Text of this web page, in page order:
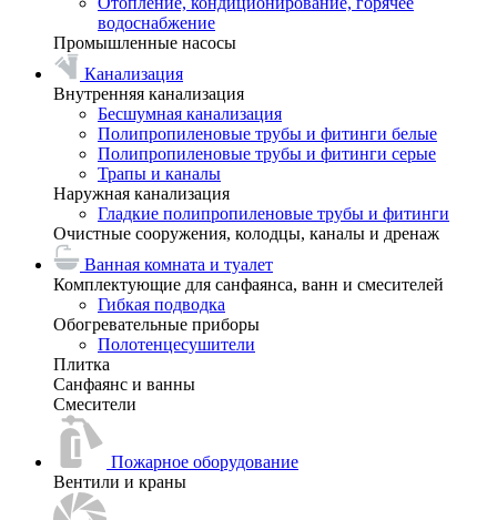
водоснабжение
Промышленные насосы
Канализация
Внутренняя канализация
Бесшумная канализация
Полипропиленовые трубы и фитинги белые
Полипропиленовые трубы и фитинги серые
Трапы и каналы
Наружная канализация
Гладкие полипропиленовые трубы и фитинги
Очистные сооружения, колодцы, каналы и дренаж
Ванная комната и туалет
Комплектующие для санфаянса, ванн и смесителей
Гибкая подводка
Обогревательные приборы
Полотенцесушители
Плитка
Санфаянс и ванны
Смесители
Пожарное оборудование
Вентили и краны